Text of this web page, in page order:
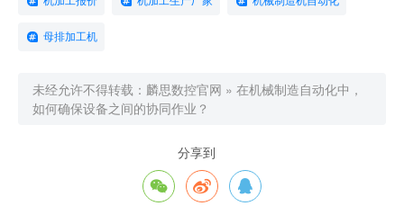
母排加工机
未经允许不得转载： 麟思数控官网 » 在机械制造自动化中，
如何确保设备之间的协同作业？
分享到
  